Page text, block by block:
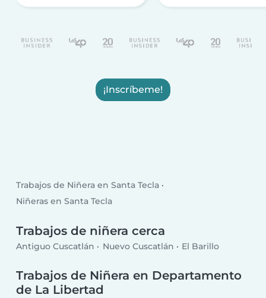
¡Inscríbeme!
Trabajos de Niñera en Santa Tecla
Niñeras en Santa Tecla
Trabajos de niñera cerca
Antiguo Cuscatlán Nuevo Cuscatlán El Barillo
Trabajos de Niñera en Departamento
de La Libertad